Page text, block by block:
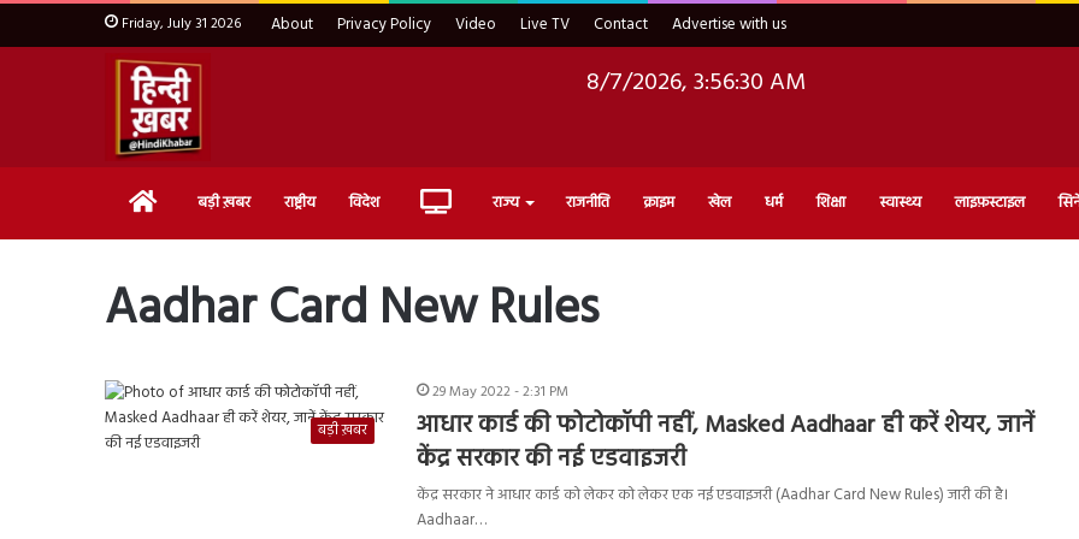
Friday, July 31 2026 About Privacy Policy Video Live TV Contact Advertise with us
8/7/2026, 3:56:31 AM
Home बड़ी ख़बर राष्ट्रीय विदेश Live राज्य राजनीति क्राइम खेल धर्म शिक्षा स्वास्थ्य लाइफ़स्टाइल
Aadhar Card New Rules
बड़ी ख़बर
29 May 2022 - 2:31 PM
आधार कार्ड की फोटोकॉपी नहीं, Masked Aadhaar ही करें शेयर, जानें
केंद्र सरकार की नई एडवाइजरी
केंद्र सरकार ने आधार कार्ड को लेकर को लेकर एक नई एडवाइजरी (Aadhar Card New Rules) जारी की है।
Aadhaar…